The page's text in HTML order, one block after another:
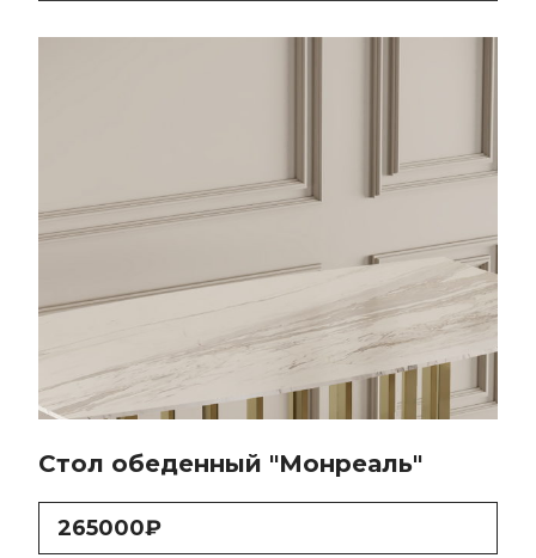
Стол обеденный "Монреаль"
265000₽